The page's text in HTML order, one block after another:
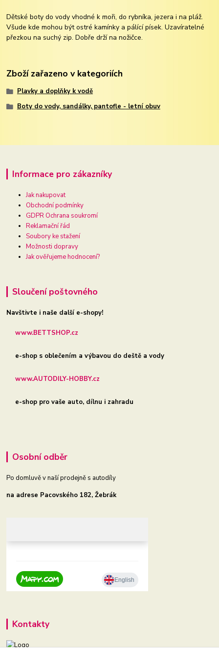
Dětské boty do vody vhodné k moři, do rybníka, jezera i na pláž.
Všude kde mohou být ostré kamínky a pálící písek. Uzavíratelné
přezkou na suchý zip. Dobře drží na nožičce.
Zboží zařazeno v kategoriích
Plavky a doplňky k vodě
Boty do vody, sandálky, pantofle - letní obuv
Informace pro zákazníky
Jak nakupovat
Obchodní podmínky
GDPR Ochrana soukromí
Reklamační řád
Soubory ke stažení
Možnosti dopravy
Jak ověřujeme hodnocení?
Sloučení poštovného
Navštivte i naše další e-shopy!
www.BETTSHOP.cz
e-shop s oblečením a výbavou do deště a vody
www.AUTODILY-HOBBY.cz
e-shop pro vaše auto, dílnu i zahradu
Osobní odběr
Po domluvě v naší prodejně s autodíly
na adrese Pacovského 182, Žebrák
Kontakty